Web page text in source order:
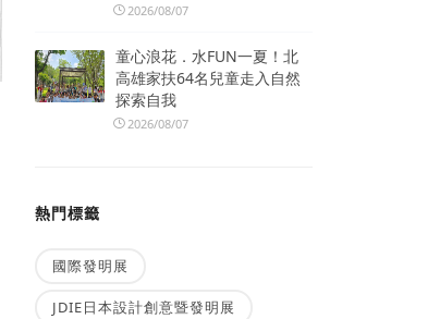
2026/08/07
童心浪花．水FUN一夏！北
高雄家扶64名兒童走入自然
探索自我
2026/08/07
熱門標籤
國際發明展
JDIE日本設計創意暨發明展